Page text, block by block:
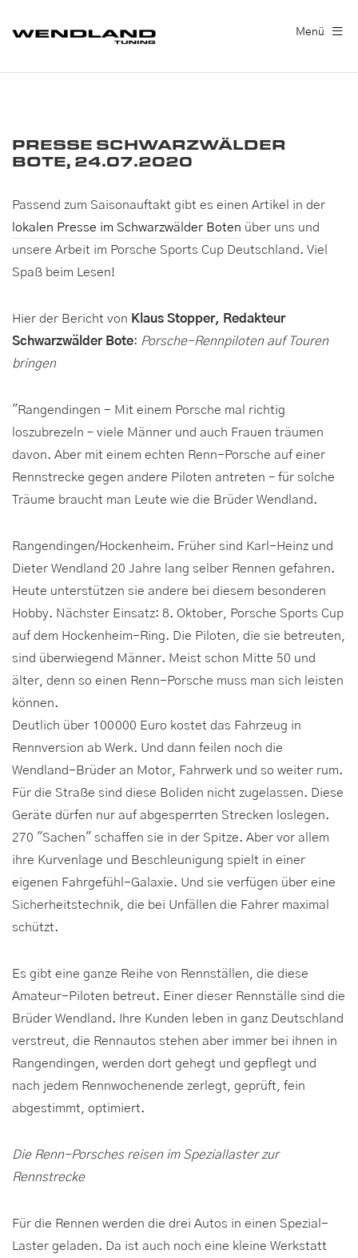
Menü
PRESSE SCHWARZWÄLDER
BOTE, 24.07.2020
Passend zum Saisonauftakt gibt es einen Artikel in der
lokalen Presse im Schwarzwälder Boten über uns und
unsere Arbeit im Porsche Sports Cup Deutschland. Viel
Spaß beim Lesen!
Hier der Bericht von Klaus Stopper, Redakteur
Schwarzwälder Bote: Porsche-Rennpiloten auf Touren
bringen
"Rangendingen - Mit einem Porsche mal richtig
loszubrezeln – viele Männer und auch Frauen träumen
davon. Aber mit einem echten Renn-Porsche auf einer
Rennstrecke gegen andere Piloten antreten – für solche
Träume braucht man Leute wie die Brüder Wendland.
Rangendingen/Hockenheim. Früher sind Karl-Heinz und
Dieter Wendland 20 Jahre lang selber Rennen gefahren.
Heute unterstützen sie andere bei diesem besonderen
Hobby. Nächster Einsatz: 8. Oktober, Porsche Sports Cup
auf dem Hockenheim-Ring. Die Piloten, die sie betreuten,
sind überwiegend Männer. Meist schon Mitte 50 und
älter, denn so einen Renn-Porsche muss man sich leisten
können.
Deutlich über 100 000 Euro kostet das Fahrzeug in
Rennversion ab Werk. Und dann feilen noch die
Wendland-Brüder an Motor, Fahrwerk und so weiter rum.
Für die Straße sind diese Boliden nicht zugelassen. Diese
Geräte dürfen nur auf abgesperrten Strecken loslegen.
270 "Sachen" schaffen sie in der Spitze. Aber vor allem
ihre Kurvenlage und Beschleunigung spielt in einer
eigenen Fahrgefühl-Galaxie. Und sie verfügen über eine
Sicherheitstechnik, die bei Unfällen die Fahrer maximal
schützt.
Es gibt eine ganze Reihe von Rennställen, die diese
Amateur-Piloten betreut. Einer dieser Rennställe sind die
Brüder Wendland. Ihre Kunden leben in ganz Deutschland
verstreut, die Rennautos stehen aber immer bei ihnen in
Rangendingen, werden dort gehegt und gepflegt und
nach jedem Rennwochenende zerlegt, geprüft, fein
abgestimmt, optimiert.
Die Renn-Porsches reisen im Speziallaster zur
Rennstrecke
Für die Rennen werden die drei Autos in einen Spezial-
Laster geladen. Da ist auch noch eine kleine Werkstatt